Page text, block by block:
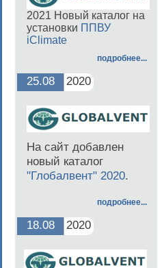
2021 Новый каталог на
установки ППВУ
iClimate
подробнее...
25.08 2020
На сайт добавлен
новый каталог
"Глобалвент" 2020.
подробнее...
18.08 2020